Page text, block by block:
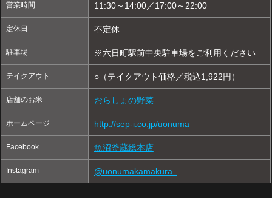
営業時間 11:30～14:00／17:00～22:00
定休日 不定休
駐車場 ※六日町駅前中央駐車場をご利用ください
テイクアウト ○（テイクアウト価格／税込1,922円）
店舗のお米 おらしょの野菜
ホームページ http://sep-i.co.jp/uonuma
Facebook 魚沼釜蔵総本店
Instagram @uonumakamakura_